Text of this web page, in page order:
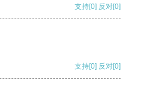
支持[0] 反对[0]
支持[0] 反对[0]